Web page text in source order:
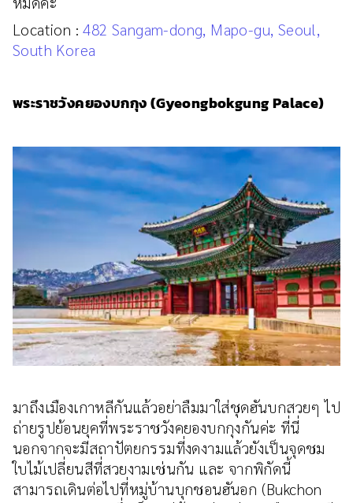
Location :482 Sangam-dong, Mapo-gu, Seoul,
South Korea
พระราชวังคยองบกกุง (Gyeongbokgung Palace)
มาถึงเมืองเกาหลีกันแล้วอย่าลืมมาใส่ชุดฮันบกสวยๆ ไป
ถ่ายรูปย้อนยุคที่พระราชวังคยองบกกุงกันค่ะ ที่นี่
นอกจากจะมีสถาปัตยกรรมที่งดงามแล้วยังเป็นจุดชม
ใบไม้เปลี่ยนสีที่สวยงามเช่นกัน และ จากพิกัดนี้
สามารถเดินต่อไปที่หมู่บ้านบุกชอนฮันอก (Bukchon